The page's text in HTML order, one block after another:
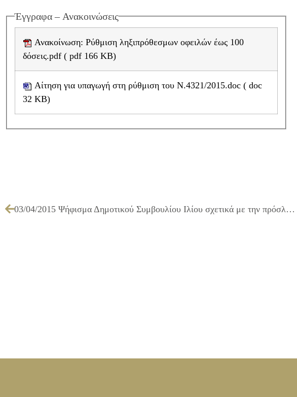
Έγγραφα – Ανακοινώσεις
δόσεις.pdf ( pdf 166 KB)
32 KB)
03/04/2015 Ψήφισμα Δημοτικού Συμβουλίου Ιλίου σχετικά με την πρόσληψη καθαριστριών των σχολικών μονάδων